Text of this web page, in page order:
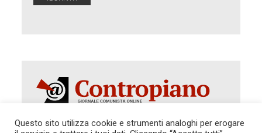
Questo sito utilizza cookie e strumenti analoghi per erogare